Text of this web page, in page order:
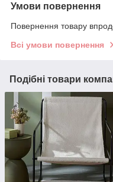
Умови повернення
Повернення товару
Всі умови повернення
Подібні товари